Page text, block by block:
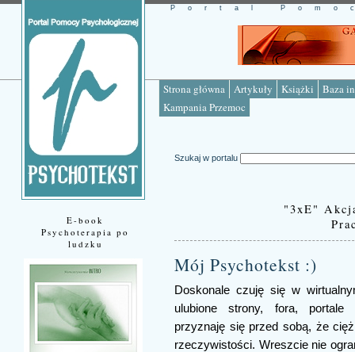
Strona główna Artykuły Książki
Baza
Kampania Przemoc
Portal
E-book
Psychoterapia po
ludzku
Szukaj w portalu
"3xE"
Mój Psychotekst :)
Doskonale czuję się w
ulubione strony, fora, portale
przyznaję się przed sobą, że
rzeczywistości. Wreszcie nie